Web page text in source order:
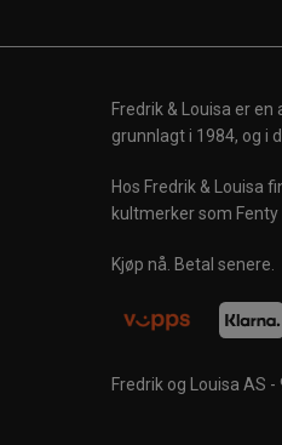
Fredrik & Louisa er
grunnlagt i 1984, og i
Hos Fredrik & Louisa
kultmerker som Fenty
Kjøp nå. Betal senere.
Fredrik og Louisa AS